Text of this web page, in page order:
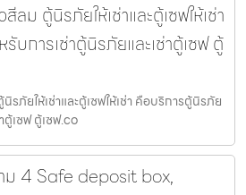
ม ตู้นิรภัยให้เช่าและตู้เซฟให้เช่า
บการเช่าตู้นิรภัยและเช่าตู้เซฟ ตู้
ภัยให้เช่าและตู้เซฟให้เช่า คือบริการตู้นิรภัย
ตู้เซฟ ตู้เซฟ.co
ม 4 Safe deposit box,